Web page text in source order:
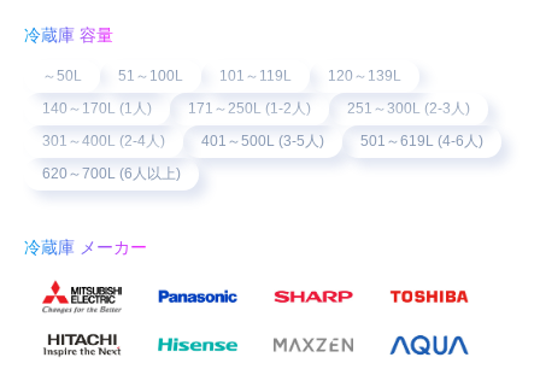
冷蔵庫 容量
～50L 51～100L 101～119L
120～139L
140～170L (1人)
171～250L (1-2人)
251～300L (2-3人)
301～400L (2-4人)
401～500L (3-5人)
501～619L (4-6人)
620～700L (6人以上)
冷蔵庫 メーカー